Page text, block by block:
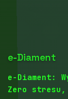
e-Diament
e-Diament:
Zero stresu,